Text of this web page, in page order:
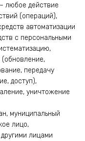
любое действие
(операций),
автоматизации
с персональными
(обновление,
передачу
доступ),
уничтожение
муниципальный
лицо,
лицами